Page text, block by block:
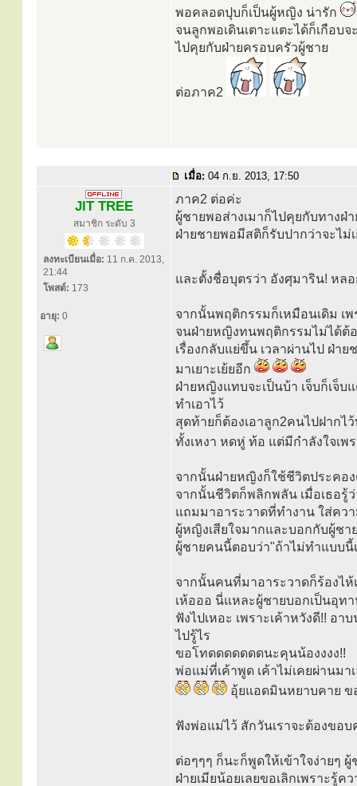
พอคลอดปุบก็เป็นผู้หญิง น่ารัก
จนลูกพอเดินเตาะแตะได้ก็เกือบ
ไปคุยกับฝ่ายครอบครัวผู้ชาย
ต่อภาค2
เมื่อ: 04 ก.ย. 2013, 17:50
JIT TREE
สมาชิก ระดับ 3
ลงทะเบียนเมื่อ: 11 ก.ค. 2013,
21:44
โพสต์: 173
อายุ: 0
ภาค2 ต่อค่ะ
ผู้ชายพอส่างเมาก็ไปคุยกับทางฝ่
ฝ่ายชายพอมีสติก็รับปากว่าจะไ
และตั้งชื่อบุตรว่า อังศุมาริน! หล
จากนั้นพฤติกรรมก็เหมือนเดิม เ
จนฝ่ายหญิงทนพฤติกรรมไม่ได้ต้
เรื่องกลับแย่ขึ้น เวลาผ่านไป ฝ่
มาเยาะเย้ยอีก
ฝ่ายหญิงแทบจะเป็นบ้า เจ็บก็เจ็บ
ทำเอาไว้
สุดท้ายก็ต้องเอาลูก2คนไปฝาก
ทั้งเหงา หดหู่ ท้อ แต่มีกำลังใจเ
จากนั้นฝ่ายหญิงก็ใช้ชีวิตประคอ
จากนั้นชีวิตก็พลิกพลัน เมื่อเธอรู้
แถมมาอาระวาดที่ทำงาน ใส่คว
ผู้หญิงเสียใจมากและบอกกับผู้ช
ผู้ชายคนนี้ตอบว่า"ถ้าไม่ทำแบบนี้
จากนั้นคนที่มาอาระวาดก็ร้องไห้
เห้อออ นี่แหละผู้ชายบอกเป็นอุ
ฟังไปเหอะ เพราะเค้าหวังดี!! อ
ไปรู้ไร
ขอโทดดดดดดดนะคุนน้องงงง!!
พ่อแม่ที่เค้าพูด เค้าไม่เคยผ่านม
อุ้ยแอดมินหยาบคาย
ฟังพ่อแม่ไว้ สักวันเราจะต้องขอ
ต่อๆๆๆ ก็นะก็พูดให้เข้าใจง่ายๆ
ฝ่ายเมียน้อยเลยขอเลิกเพราะรู้